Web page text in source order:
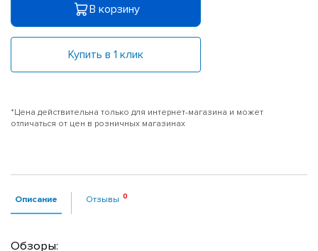
В корзину
Купить в 1 клик
*Цена действительна только для интернет-магазина и может
отличаться от цен в розничных магазинах
Описание Отзывы
Обзоры: